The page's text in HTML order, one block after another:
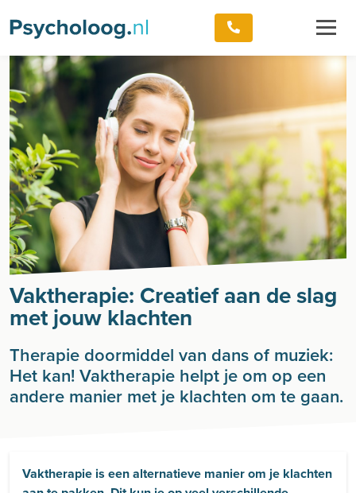
Vaktherapie: Creatief aan de slag
met jouw klachten
Therapie doormiddel van dans of muziek:
Het kan! Vaktherapie helpt je om op een
andere manier met je klachten om te gaan.
Vaktherapie is een alternatieve manier om je klachten